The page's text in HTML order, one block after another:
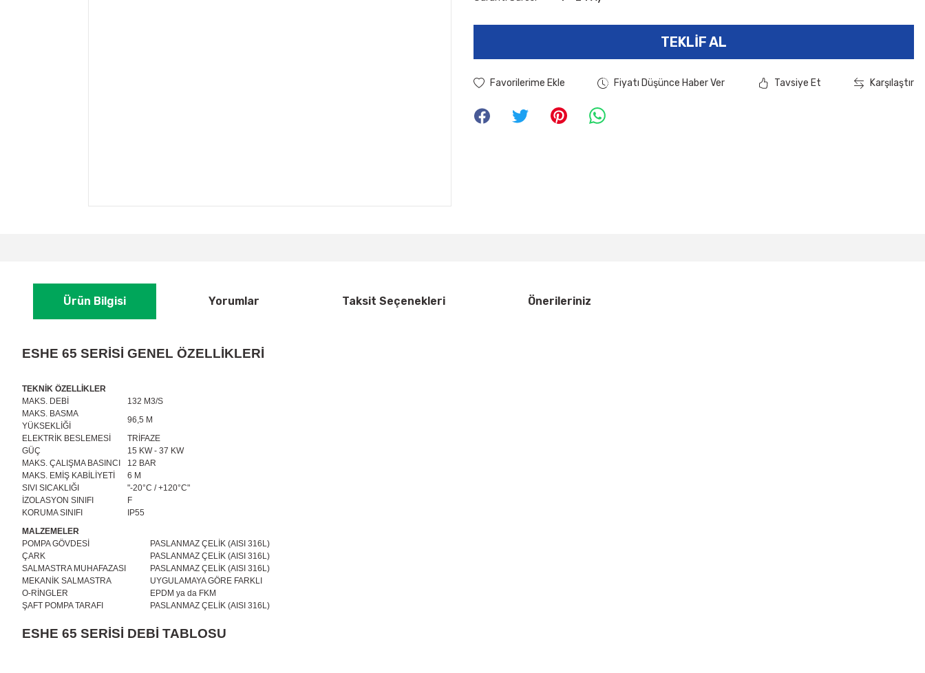
TEKLIF AL
Fiyatı Düşünce Haber Ver Tavsiye Et Karşılaştır
Ürün Bilgisi Yorumlar Taksit Seçenekleri Önerileriniz
ESHE 65 SERİSİ GENEL ÖZELLİKLERİ
TEKNİK ÖZELLİKLER
MAKS. DEBİ
132 M3/S
MAKS. BASMA
YÜKSEKLİĞİ
96,5 M
ELEKTRİK BESLEMESİ
TRİFAZE
GÜÇ
15 KW - 37 KW
MAKS. ÇALIŞMA BASINCI
12 BAR
MAKS. EMİŞ KABİLİYETİ
6 M
SIVI SICAKLIĞI
"-20°C / +120°C"
İZOLASYON SINIFI
F
KORUMA SINIFI
IP55
MALZEMELER
POMPA GÖVDESİ
PASLANMAZ ÇELİK (AISI 316L)
ÇARK
PASLANMAZ ÇELİK (AISI 316L)
SALMASTRA MUHAFAZASI
PASLANMAZ ÇELİK (AISI 316L)
MEKANİK SALMASTRA
UYGULAMAYA GÖRE FARKLI
O-RİNGLER
EPDM ya da FKM
ŞAFT POMPA TARAFI
PASLANMAZ ÇELİK (AISI 316L)
ESHE 65 SERİSİ DEBİ TABLOSU